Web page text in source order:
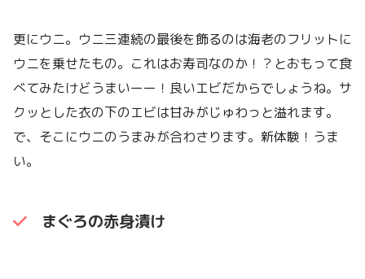
更にウニ。ウニ三連続の最後を飾るのは海老のフリットに
ウニを乗せたもの。これはお寿司なのか！？とおもって食
べてみたけどうまいーー！良いエビだからでしょうね。サ
クッとした衣の下のエビは甘みがじゅわっと溢れます。
で、そこにウニのうまみが合わさります。新体験！うま
い。
まぐろの赤身漬け